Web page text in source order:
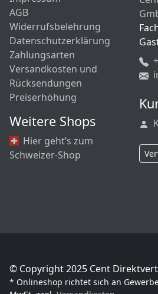
AGB
Widerrufsbelehrung
Datenschutzerklärung
Zahlungsarten
Versandkosten und
Rücksendungen
Preiserhöhung
Weitere Shops
Hier geht’s zum
Schweizer-Shop
© Copyright 2025 Cent
* Onlineshop richtet sich an